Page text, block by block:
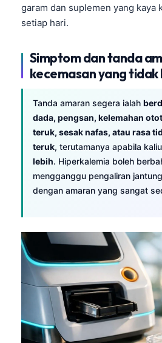
garam dan suplemen yang kaya
setiap hari.
Simptom dan tanda
kecemasan yang tidak
Tanda amaran segera ialah
dada, pengsan, kelemahan
teruk, sesak nafas, atau rasa
teruk, terutamanya apabila
lebih. Hiperkalemia boleh
mengganggu pengaliran
dengan amaran yang sangat
বাংলা
اردو
मराठी
తెలుగు
ગુજરાતી
മലയാളം
Tagalog
ไทย
Kiswahili
Українська
O‘zbekcha